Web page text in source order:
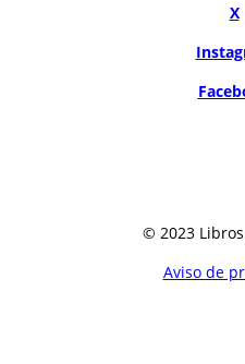
X
© 2023
Aviso de